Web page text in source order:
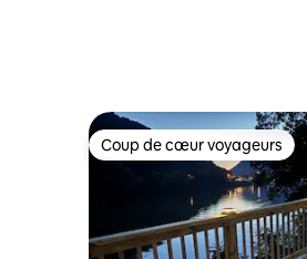
Coup de cœur voyageurs
Coup de cœur voyageurs